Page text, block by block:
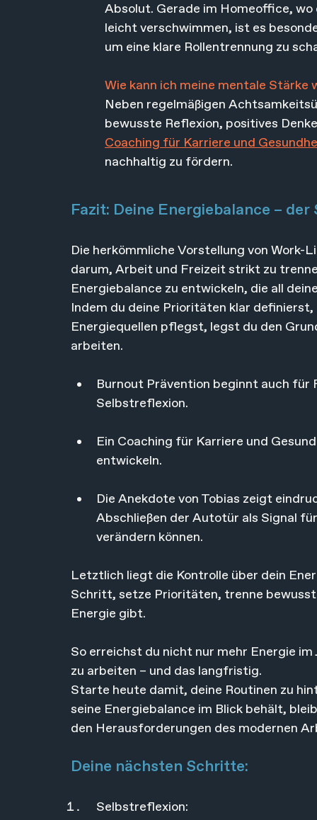
Absolut. Gerade im Homeoffice,
leicht verschwimmen, ist es
um eine klare Rollentrennung zu
Wie kann ich meine mentale Stärke
Neben regelmäßigen
bewusste Reflexion, positives
Coaching für Karriere und
nachhaltig zu fördern.
Fazit: Deine Energiebalance –
Die herkömmliche Vorstellung von
darum, Arbeit und Freizeit strikt zu
Energiebalance zu entwickeln, die all
Indem du deine Prioritäten klar
Energiequellen pflegst, legst du den
arbeiten.
Burnout Prävention beginnt auch
Selbstreflexion.
Ein Coaching für Karriere und
entwickeln.
Die Anekdote von Tobias zeigt
Abschließen der Autotür als Signal
verändern können.
Letztlich liegt die Kontrolle über dein
Schritt, setze Prioritäten, trenne
Energie gibt.
So erreichst du nicht nur mehr Energie
zu arbeiten – und das langfristig.
Starte heute damit, deine Routinen zu
seine Energiebalance im Blick behält,
den Herausforderungen des modernen
Deine nächsten Schritte:
Selbstreflexion: